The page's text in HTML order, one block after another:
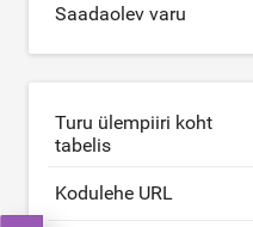
Saadaolev varu
Turu ülempiiri koht
tabelis
Kodulehe URL